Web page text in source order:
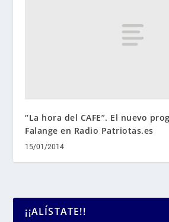
“La hora del CAFE”. El nuevo
Falange en Radio Patriotas.es
15/01/2014
¡¡ALÍSTATE!!